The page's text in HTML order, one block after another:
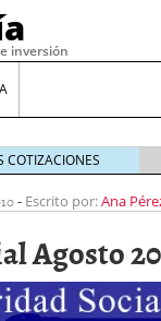
inversión
COTIZACIONES
- Escrito por:Ana
Agosto